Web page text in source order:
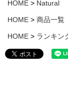
HOME Natural
HOME 商品一覧
HOME ランキン